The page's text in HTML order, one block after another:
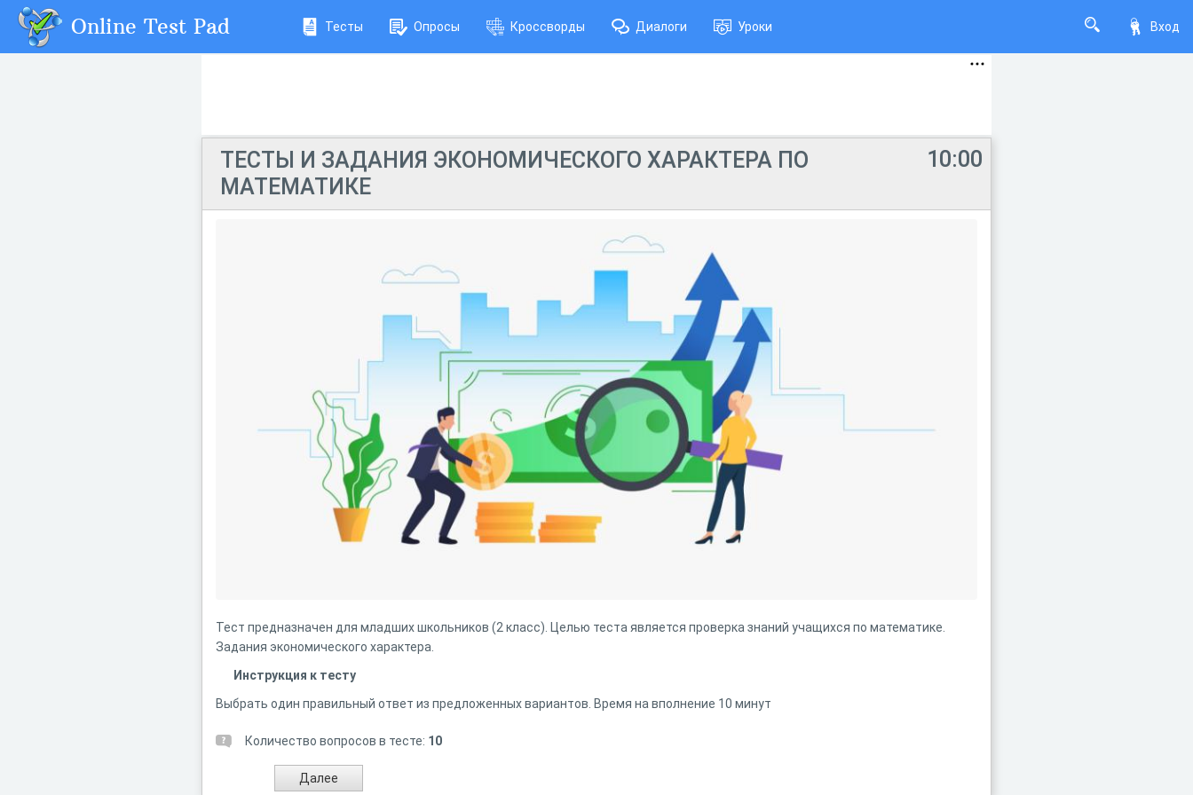
Вход
Online Test Pad Тесты Опросы Кроссворды Диалоги Уроки
10:00
ТЕСТЫ И ЗАДАНИЯ ЭКОНОМИЧЕСКОГО ХАРАКТЕРА ПО
МАТЕМАТИКЕ
Тест предназначен для младших школьников (2 класс). Целью теста является проверка знаний учащихся по математике.
Задания экономического характера.
Инструкция к тесту
Выбрать один правильный ответ из предложенных вариантов. Время на вполнение 10 минут
Количество вопросов в тесте: 10